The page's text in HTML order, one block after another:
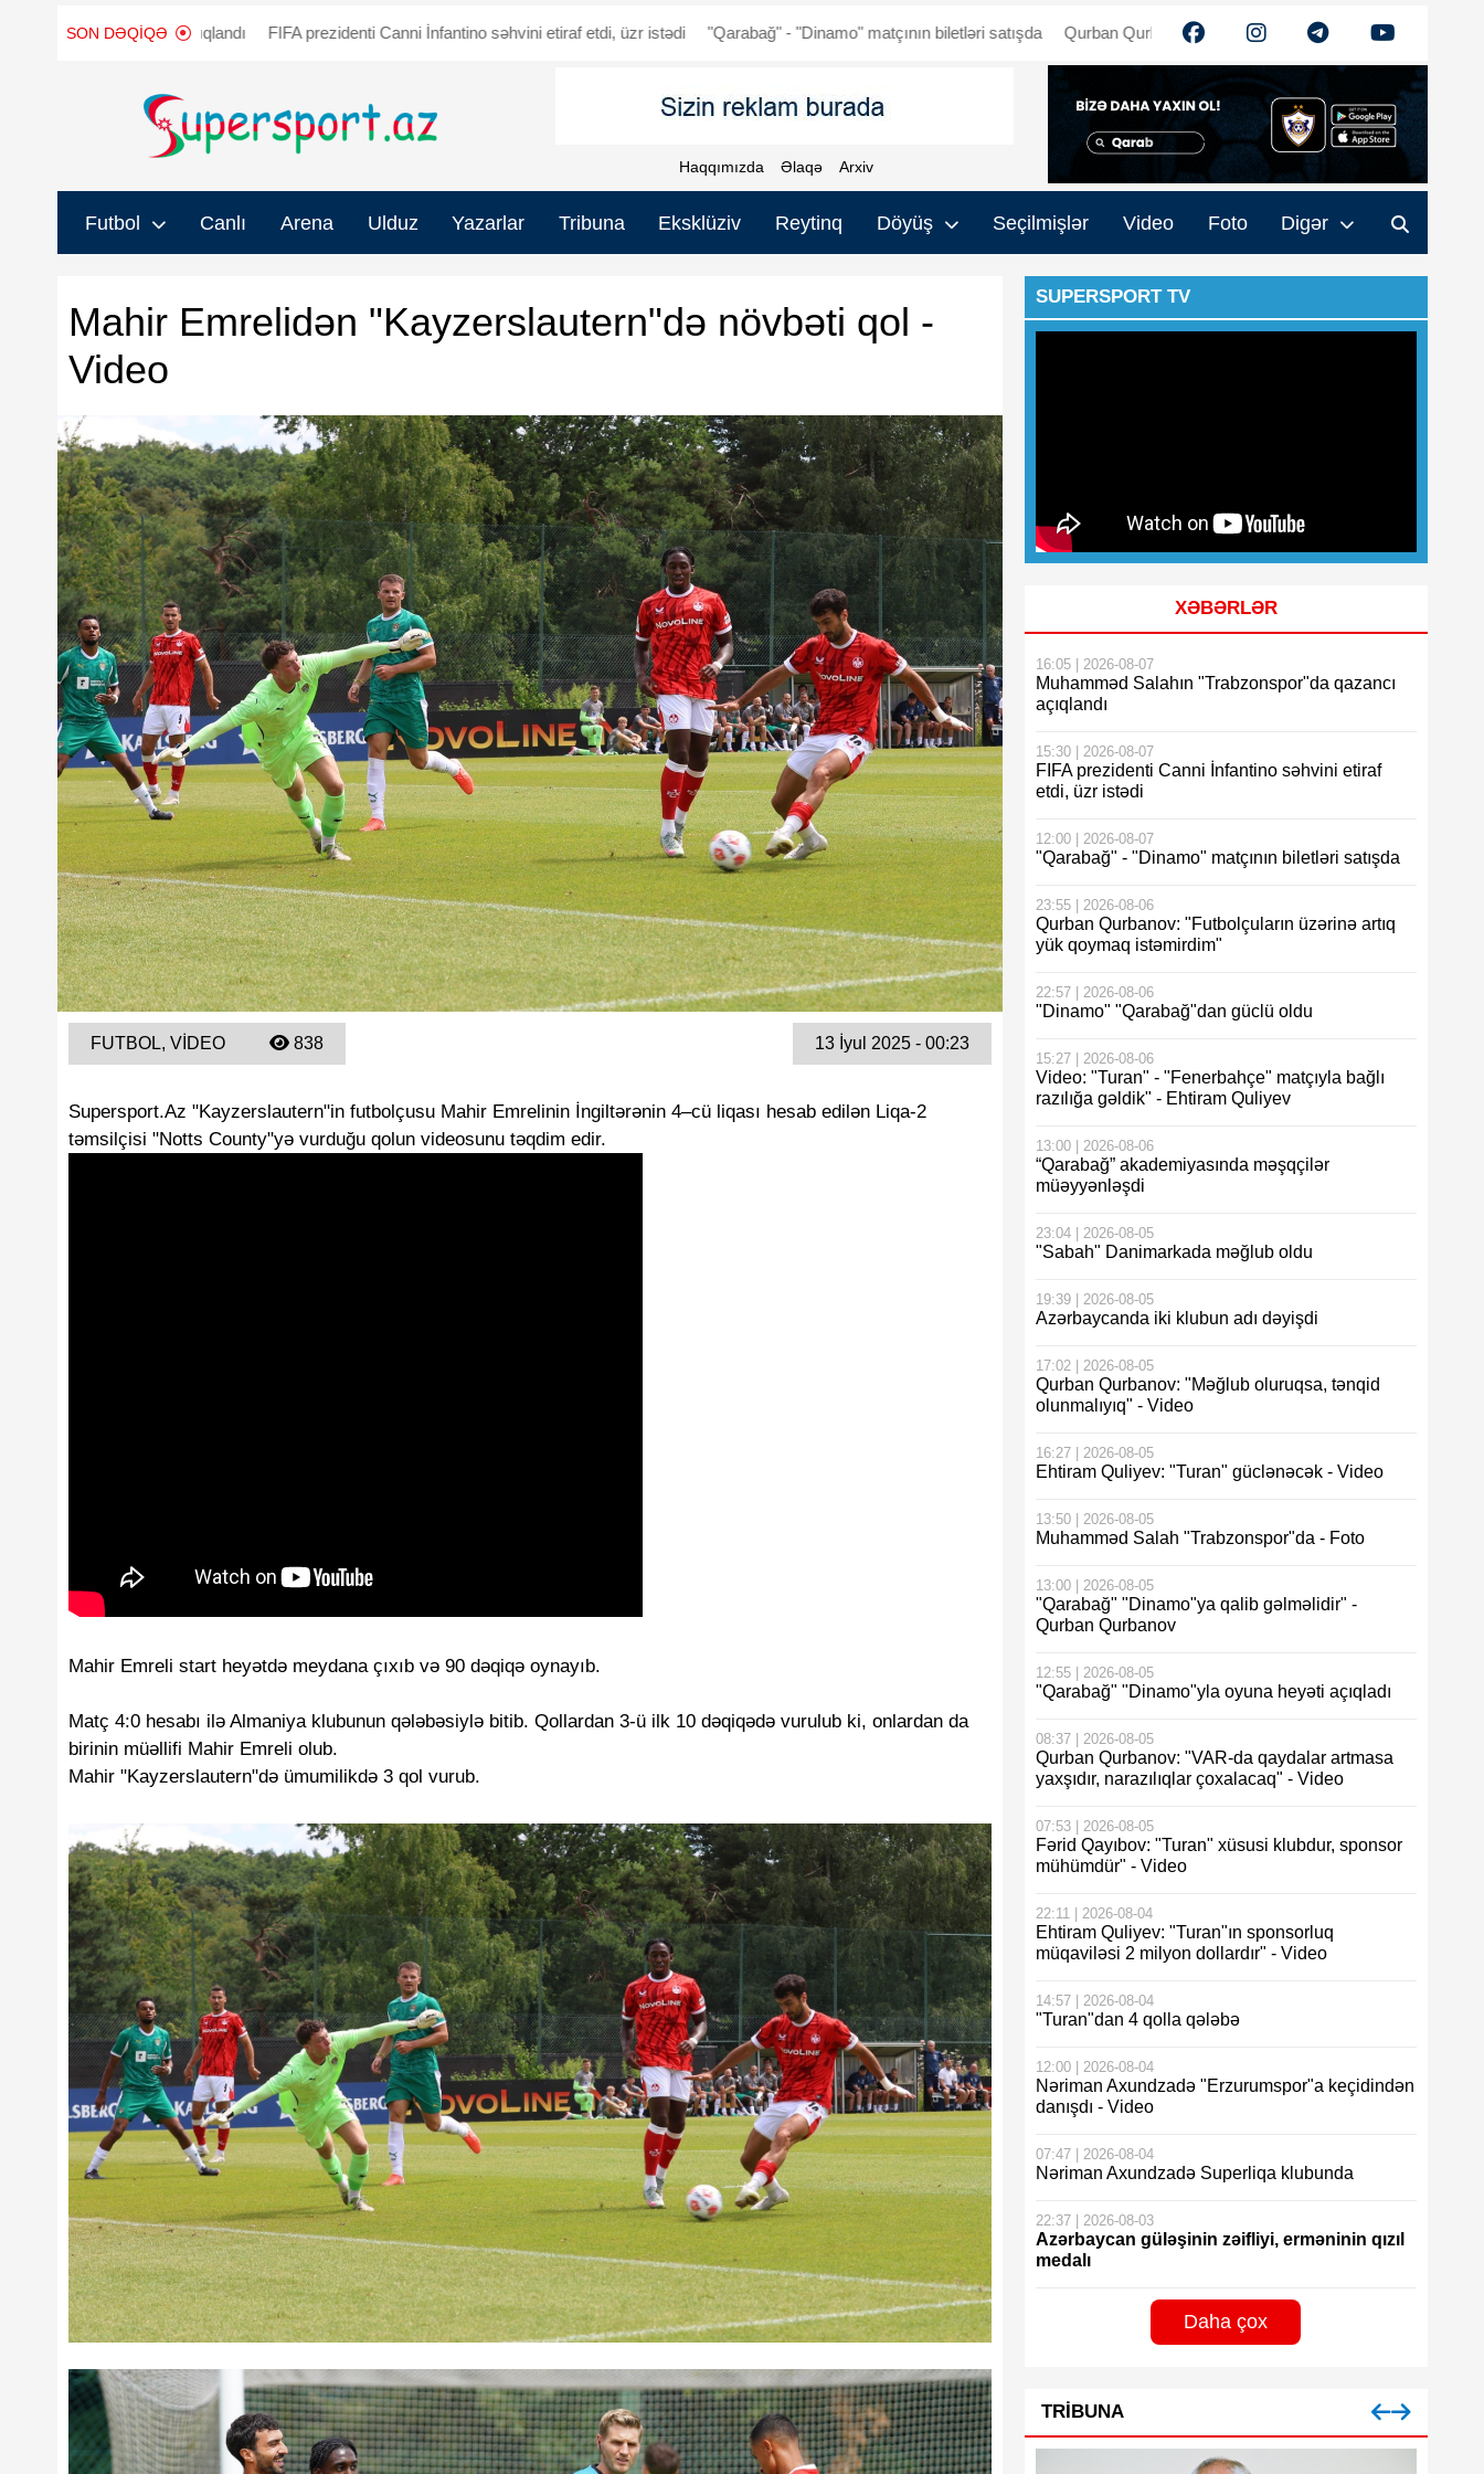
SON DƏQIQƏ
açıqlandı FIFA prezidenti Canni İnfantino səhvini etiraf etdi, üzr istədi "Qarabağ" - "Dinamo" matçının biletləri satışda Qurban Qurbanov: "Futbolçuların üzərinə artıq yük qoymaq istəmirdim"
Haqqımızda Əlaqə Arxiv
Futbol Canlı Arena Ulduz Yazarlar Tribuna Eksklüziv Reytinq Döyüş Seçilmişlər Video Foto Digər
Mahir Emrelidən "Kayzerslautern"də növbəti qol -
Video
FUTBOL, VIDEO 838 13 İyul 2025 - 00:23
Supersport.Az "Kayzerslautern"in futbolçusu Mahir Emrelinin İngiltərənin 4–cü liqası hesab edilən Liqa-2
təmsilçisi "Notts County"yə vurduğu qolun videosunu təqdim edir.
Mahir Emreli start heyətdə meydana çıxıb və 90 dəqiqə oynayıb.
Matç 4:0 hesabı ilə Almaniya klubunun qələbəsiylə bitib. Qollardan 3-ü ilk 10 dəqiqədə vurulub ki, onlardan da
birinin müəllifi Mahir Emreli olub.
Mahir "Kayzerslautern"də ümumilikdə 3 qol vurub.
SUPERSPORT TV
XƏBƏRLƏR
16:05 | 2026-08-07
Muhamməd Salahın "Trabzonspor"da qazancı
açıqlandı
15:30 | 2026-08-07
FIFA prezidenti Canni İnfantino səhvini etiraf
etdi, üzr istədi
12:00 | 2026-08-07
"Qarabağ" - "Dinamo" matçının biletləri satışda
23:55 | 2026-08-06
Qurban Qurbanov: "Futbolçuların üzərinə artıq
yük qoymaq istəmirdim"
22:57 | 2026-08-06
"Dinamo" "Qarabağ"dan güclü oldu
15:27 | 2026-08-06
Video: "Turan" - "Fenerbahçe" matçıyla bağlı
razılığa gəldik" - Ehtiram Quliyev
13:00 | 2026-08-06
“Qarabağ” akademiyasında məşqçilər
müəyyənləşdi
23:04 | 2026-08-05
"Sabah" Danimarkada məğlub oldu
19:39 | 2026-08-05
Azərbaycanda iki klubun adı dəyişdi
17:02 | 2026-08-05
Qurban Qurbanov: "Məğlub oluruqsa, tənqid
olunmalıyıq" - Video
16:27 | 2026-08-05
Ehtiram Quliyev: "Turan" güclənəcək - Video
13:50 | 2026-08-05
Muhamməd Salah "Trabzonspor"da - Foto
13:00 | 2026-08-05
"Qarabağ" "Dinamo"ya qalib gəlməlidir" -
Qurban Qurbanov
12:55 | 2026-08-05
"Qarabağ" "Dinamo"yla oyuna heyəti açıqladı
08:37 | 2026-08-05
Qurban Qurbanov: "VAR-da qaydalar artmasa
yaxşıdır, narazılıqlar çoxalacaq" - Video
07:53 | 2026-08-05
Fərid Qayıbov: "Turan" xüsusi klubdur, sponsor
mühümdür" - Video
22:11 | 2026-08-04
Ehtiram Quliyev: "Turan"ın sponsorluq
müqaviləsi 2 milyon dollardır" - Video
14:57 | 2026-08-04
"Turan"dan 4 qolla qələbə
12:00 | 2026-08-04
Nəriman Axundzadə "Erzurumspor"a keçidindən
danışdı - Video
07:47 | 2026-08-04
Nəriman Axundzadə Superliqa klubunda
22:37 | 2026-08-03
Azərbaycan güləşinin zəifliyi, erməninin qızıl
medalı
Daha çox
TRIBUNA